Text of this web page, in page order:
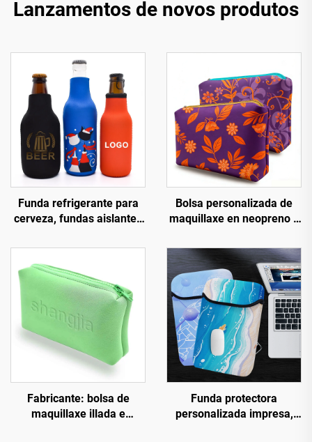
Lanzamentos de novos produtos
Funda refrigerante para
cerveza, fundas aislantes
para garrafa, soporte
personalizado para lata
(Koozie)
Bolsa personalizada de
maquillaxe en neopreno e
relieve e impermeable,
bolsas de viaxe para
cosméticos e organizador
de maquillaxe de luxo
Fabricante: bolsa de
maquillaxe illada e
Funda protectora
personalizada impresa,